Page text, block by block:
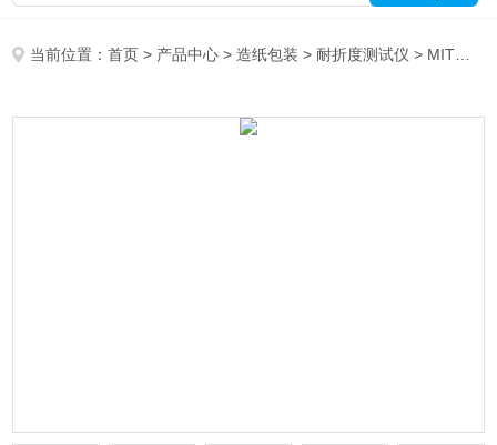
当前位置：首页 > 产品中心 >造纸包装 > 耐折度测试仪 > MIT耐折度仪ZB-NZ